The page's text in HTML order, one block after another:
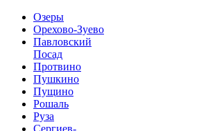
Озеры
Орехово-Зуево
Павловский
Посад
Протвино
Пушкино
Пущино
Рошаль
Руза
Сергиев-